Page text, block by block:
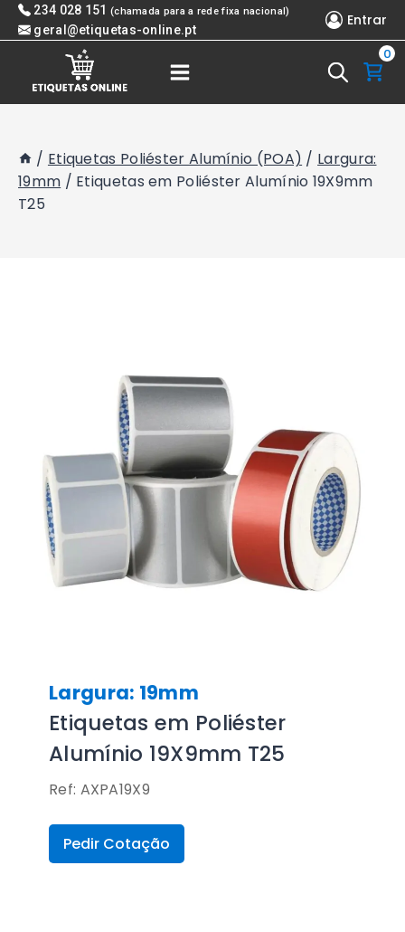
Skip 234 028 151 (chamada para a rede fixa nacional)
geral@etiquetas-online.pt
Entrar
0
/ Etiquetas Poliéster Alumínio (POA) / Largura:
19mm / Etiquetas em Poliéster Alumínio 19X9mm
T25
Largura: 19mm
Etiquetas em Poliéster
Alumínio 19X9mm T25
Ref: AXPA19X9
Pedir Cotação